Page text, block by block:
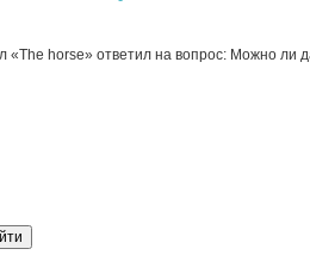
horse» ответил на вопрос: Можно ли